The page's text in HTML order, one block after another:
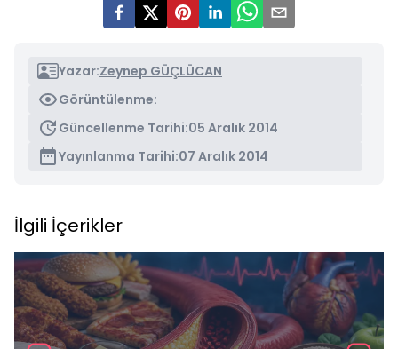
Yazar:Zeynep GÜÇLÜCAN
Görüntülenme:
Güncellenme Tarihi:05 Aralık 2014
Yayınlanma Tarihi:07 Aralık 2014
İlgili İçerikler